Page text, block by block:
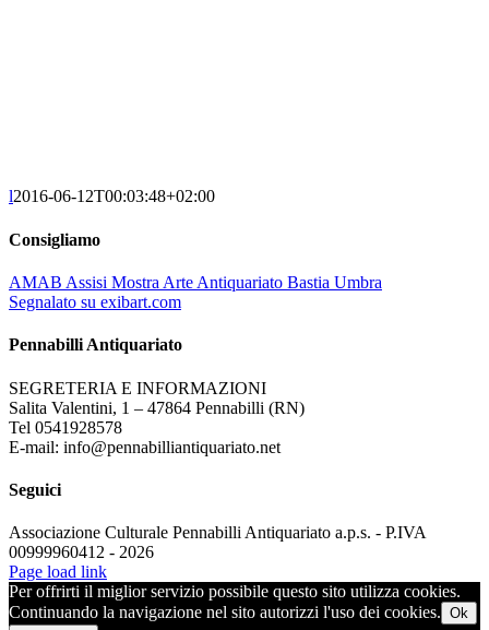
l2016-06-12T00:03:48+02:00
Consigliamo
AMAB Assisi Mostra Arte Antiquariato Bastia Umbra
Segnalato su exibart.com
Pennabilli Antiquariato
SEGRETERIA E INFORMAZIONI
Salita Valentini, 1 – 47864 Pennabilli (RN)
Tel 0541928578
E-mail: info@pennabilliantiquariato.net
Seguici
Associazione Culturale Pennabilli Antiquariato a.p.s. - P.IVA
00999960412 - 2026
Page load link
Per offrirti il miglior servizio possibile questo sito utilizza cookies.
Continuando la navigazione nel sito autorizzi l'uso dei cookies. Ok